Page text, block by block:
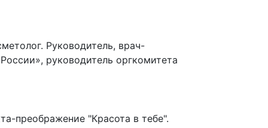
Руководитель, врач-
руководитель оргкомитета
преображение "Красота в тебе".